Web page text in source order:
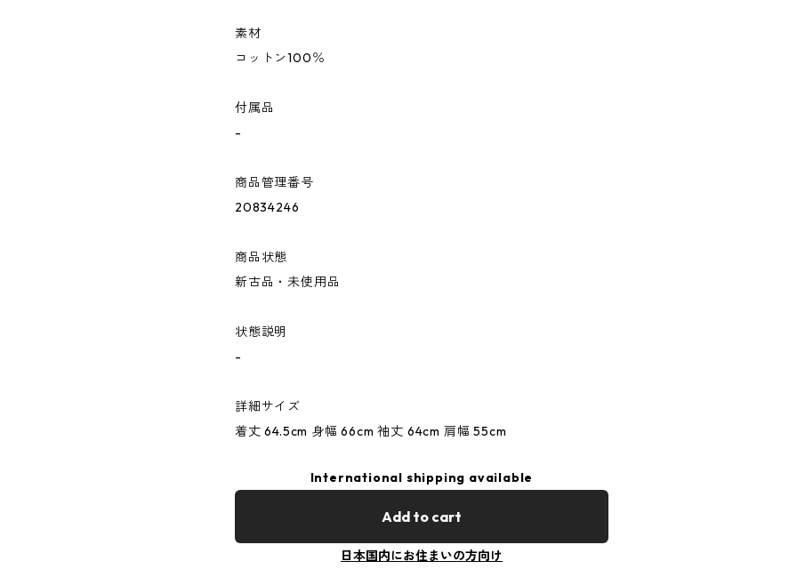
素材
コットン100％
付属品
-
商品管理番号
20834246
商品状態
新古品・未使用品
状態説明
-
詳細サイズ
着丈 64.5cm 身幅 66cm 袖丈 64cm 肩幅 55cm
International shipping available
Add to cart
日本国内にお住まいの方向け